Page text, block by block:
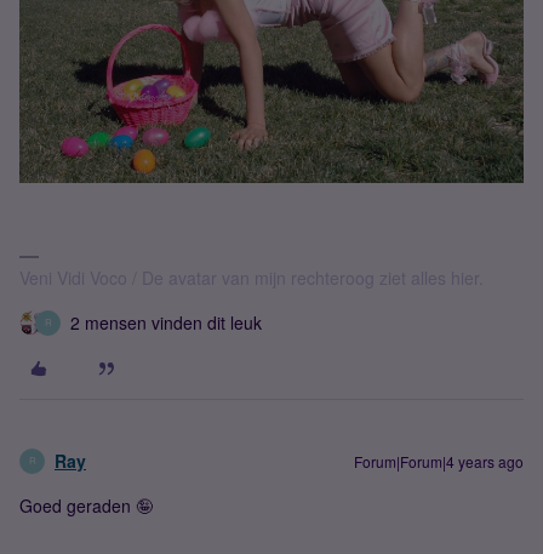
Veni Vidi Voco / De avatar van mijn rechteroog ziet alles hier.
R 2 mensen vinden dit leuk
R Ray Forum|Forum|4 years ago
Goed geraden 🤪